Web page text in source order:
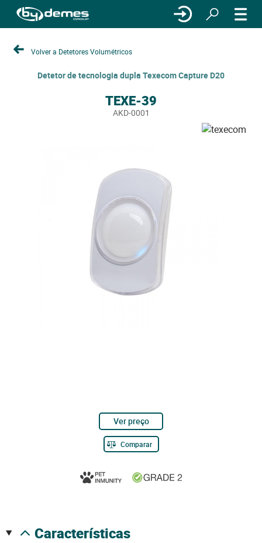
Volver a Detetores Volumétricos
Detetor de tecnologia dupla Texecom Capture D20
TEXE-39
AKD-0001
Ver preço
Comparar
características